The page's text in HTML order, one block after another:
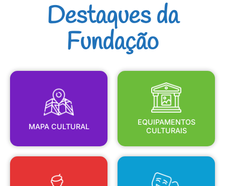
Destaques da
Fundação
MAPA CULTURAL
MAPA CULTURAL
EQUIPAMENTOS
CULTURAIS
EQUIPAMENTOS
CULTURAIS
CAD. ARTISTAS E GRUPOS CONSELHO DE CULTURA